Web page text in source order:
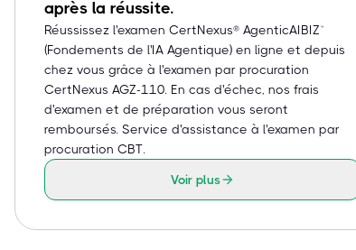
après la réussite.
Réussissez l'examen CertNexus® AgenticAIBIZ™
(Fondements de l'IA Agentique) en ligne et depuis
chez vous grâce à l'examen par procuration
CertNexus AGZ-110. En cas d'échec, nos frais
d'examen et de préparation vous seront
remboursés. Service d'assistance à l'examen par
procuration CBT.
Voir plus